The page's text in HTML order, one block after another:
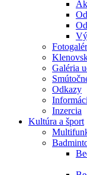
Galéria
Odkazy
Inzercia
Kultúra a šport